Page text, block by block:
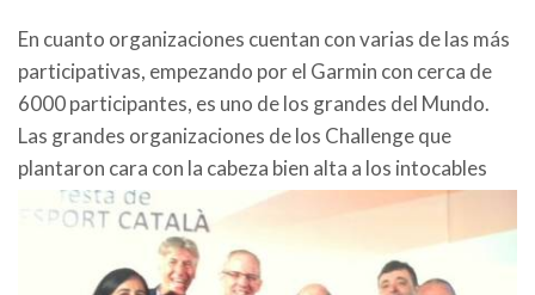
En cuanto organizaciones cuentan con varias de las más
participativas, empezando por el Garmin con cerca de
6000 participantes, es uno de los grandes del Mundo.
Las grandes organizaciones de los Challenge que
plantaron cara con la cabeza bien alta a los intocables